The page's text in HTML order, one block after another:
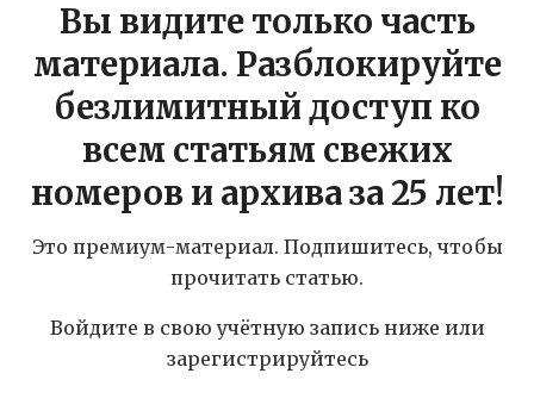
Вы видите только часть
материала. Разблокируйте
безлимитный доступ ко
всем статьям свежих
номеров и архива за 25 лет!
Это премиум-материал. Подпишитесь, чтобы
прочитать статью.
Войдите в свою учётную запись ниже или
зарегистрируйтесь